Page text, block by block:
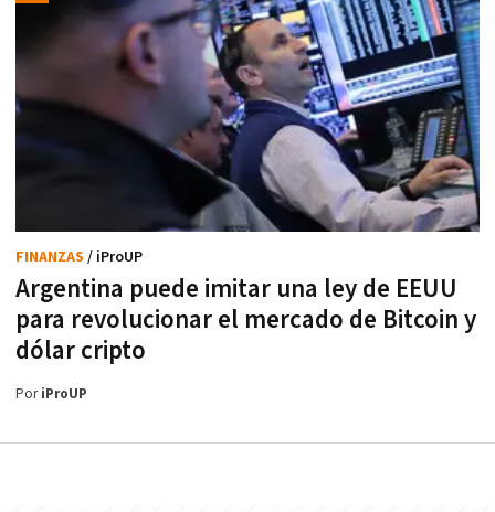
Argentina puede imitar una ley de EEUU
para revolucionar el mercado de Bitcoin y
dólar cripto
FINANZAS / iProUP
PoriProUP